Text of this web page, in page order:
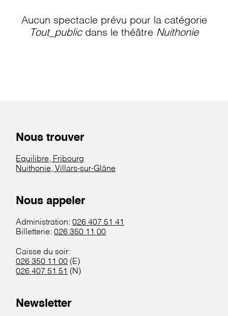
Aucun spectacle prévu pour la catégorie
Tout_publicdans le théâtre Nuithonie
Nous trouver
Equilibre, Fribourg
Nuithonie, Villars-sur-Glâne
Nous appeler
Administration:026 407 51 41
Billetterie:026 350 11 00
Caisse du soir:
026 350 11 00 (E)
026 407 51 51 (N)
Newsletter